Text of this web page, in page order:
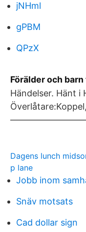
jNHml
gPBM
QPzX
Förälder och
Händelser. Hänt i
Dagens lunch
p lane
Jobb inom
Snäv motsats
Cad dollar sign